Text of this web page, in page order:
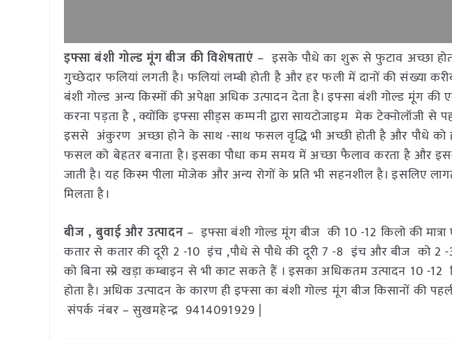
इफ्सा बंशी गोल्ड मूंग बीज की विशेषताएं – इसके पौधे का शुरू से फुटाव अच्छा
गुच्छेदार फलियां लगती है। फलियां लम्बी होती है और हर फली में दानों की संख्या
बंशी गोल्ड अन्य किस्मों की अपेक्षा अधिक उत्पादन देता है। इफ्सा बंशी गोल्ड मूंग
करना पड़ता है , क्योंकि इफ्सा सीड्स कम्पनी द्वारा सायटोजाइम मेक टेक्नोलॉजी से
इससे अंकुरण अच्छा होने के साथ -साथ फसल वृद्धि भी अच्छी होती है और पौधे को
फसल को बेहतर बनाता है। इसका पौधा कम समय में अच्छा फैलाव करता है और
जाती है। यह किस्म पीला मोजेक और अन्य रोगों के प्रति भी सहनशील है। इसलिए
मिलता है।
बीज , बुवाई और उत्पादन – इफ्सा बंशी गोल्ड मूंग बीज की 10 -12 किलो की
कतार से कतार की दूरी 2 -10 इंच ,पौधे से पौधे की दूरी 7 -8 इंच और बीज को 2
को बिना स्प्रे खड़ा कम्बाइन से भी काट सकते हैं । इसका अधिकतम उत्पादन 10
होता है। अधिक उत्पादन के कारण ही इफ्सा का बंशी गोल्ड मूंग बीज किसानों की
संपर्क नंबर – सुखमहेन्द्र 9414091929 |